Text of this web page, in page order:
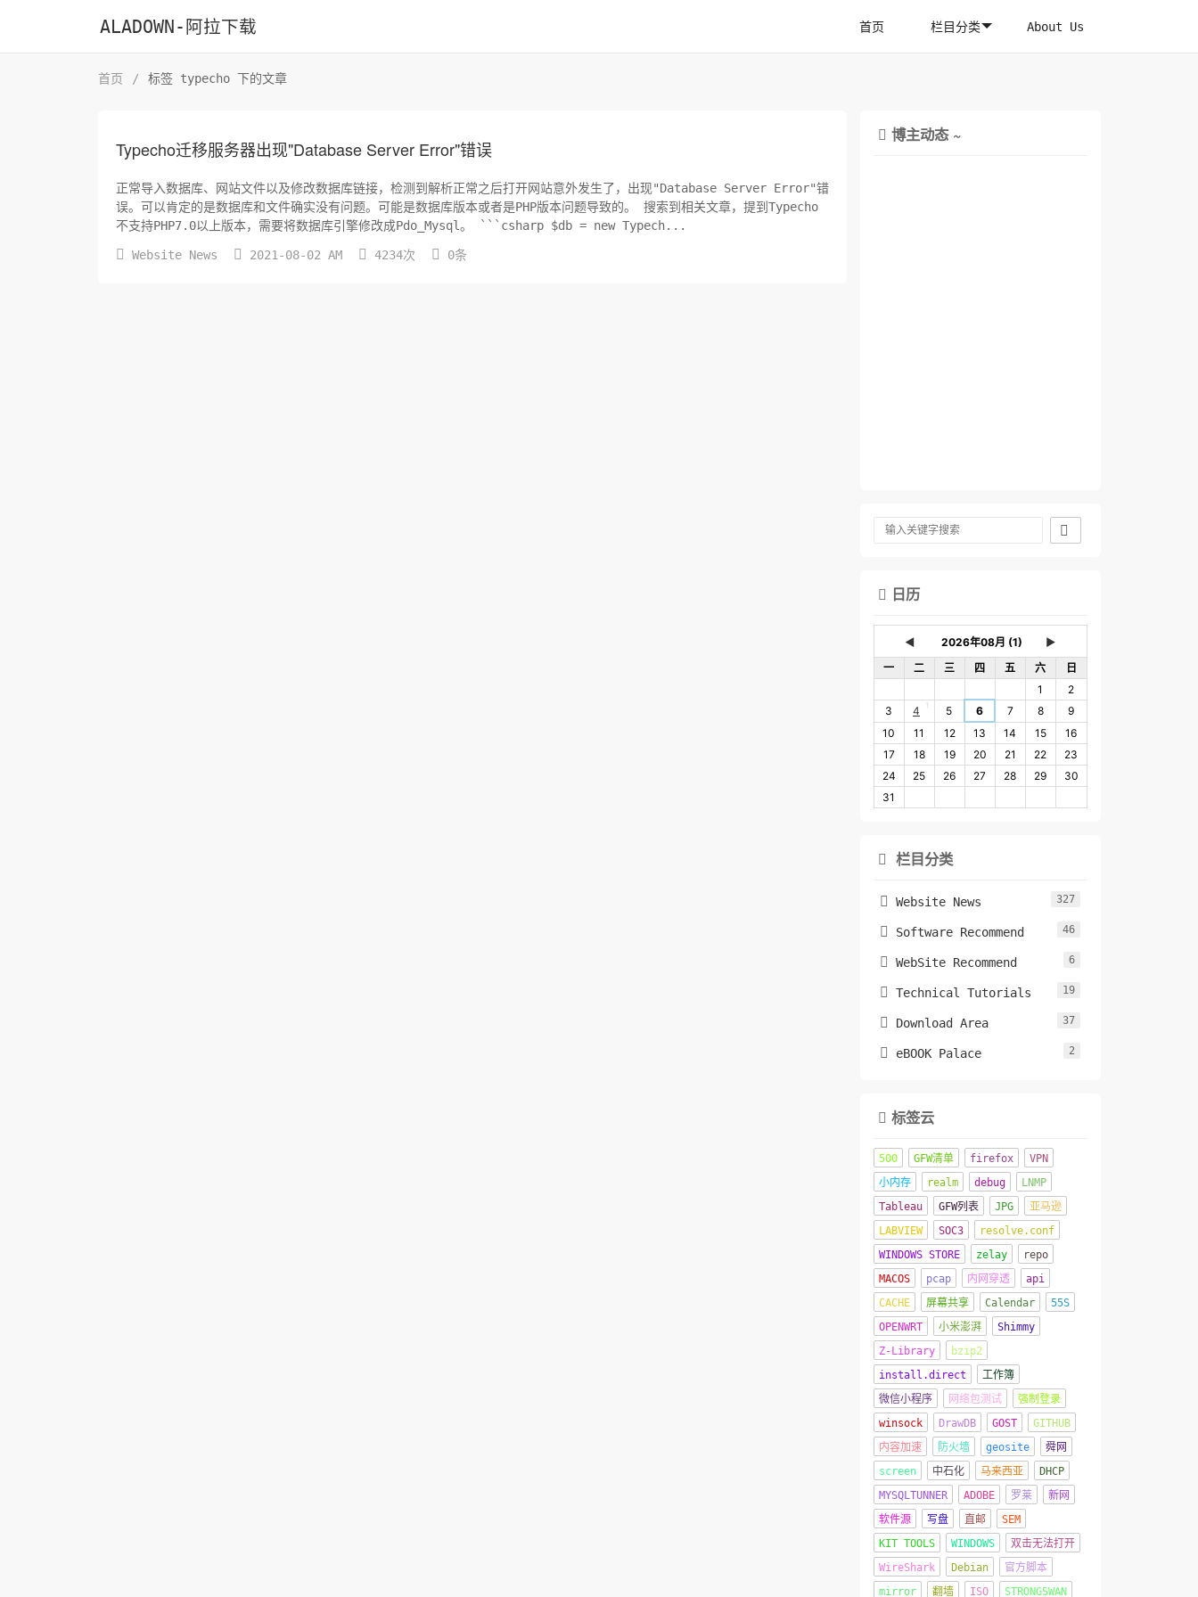
ALADOWN-阿拉下载 首页 栏目分类 About Us
首页 / 标签 typecho 下的文章
Typecho迁移服务器出现"Database Server Error"错误
正常导入数据库、网站文件以及修改数据库链接，检测到解析正常之后打开网站意外发生了，出现"Database Server Error"错
误。可以肯定的是数据库和文件确实没有问题。可能是数据库版本或者是PHP版本问题导致的。 搜索到相关文章，提到Typecho
不支持PHP7.0以上版本，需要将数据库引擎修改成Pdo_Mysql。 ```csharp $db = new Typech...
 Website News  2021-08-02 AM  4234次  0条
 博主动态 ~

 日历
◄
►
一
二 三 四 五 六
日
1
2
3
4 1 5 6 7 8
9
10
11 12 13 14 15
16
17
18 19 20 21 22
23
24
25 26 27 28 29
30
31
 栏目分类
 Website News 327
 Software Recommend 46
 WebSite Recommend 6
 Technical Tutorials 19
 Download Area 37
 eBOOK Palace 2
 标签云
500 GFW清单 firefox
VPN
小内存
realm debug
LNMP
Tableau
GFW列表 JPG
亚马逊
LABVIEW
SOC3
resolve.conf
WINDOWS STORE
zelay
repo
MACOS
pcap 内网穿透
api
CACHE
屏幕共享 Calendar
55S
OPENWRT
小米澎湃
Shimmy
Z-Library
bzip2
install.direct
工作簿
微信小程序
网络包测试
强制登录
winsock
DrawDB GOST
GITHUB
内容加速
防火墙 geosite
舜网
screen
中石化 马来西亚
DHCP
MYSQLTUNNER
ADOBE 罗莱
新网
软件源
写盘 直邮
SEM
KIT TOOLS
WINDOWS
双击无法打开
WireShark
Debian
官方脚本
mirror
翻墙 ISO STRONGSWAN